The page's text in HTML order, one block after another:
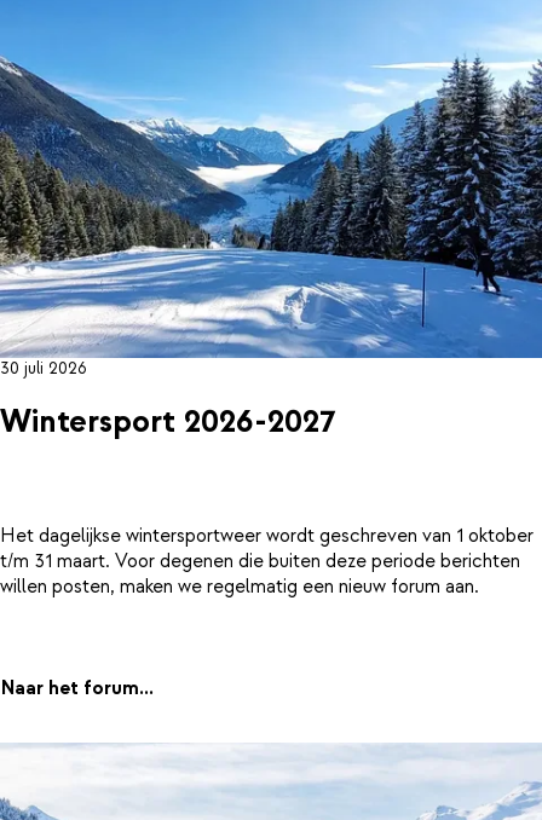
30 juli 2026
Wintersport 2026-2027
Het dagelijkse wintersportweer wordt geschreven van 1 oktober
t/m 31 maart. Voor degenen die buiten deze periode berichten
willen posten, maken we regelmatig een nieuw forum aan.
Naar het forum...